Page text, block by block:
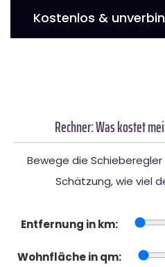
Kostenlos &
Rechner: Was kostet
Bewege die
Schätzung, wie viel
Entfernung in km:
Wohnfläche in qm: